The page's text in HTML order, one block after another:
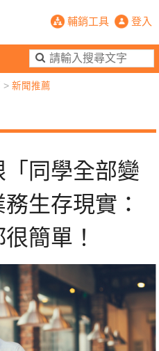
讀完碩士一轉眼「同學全部變主
輔銷工具 登入
好險懂生活
輔銷工具 活動專區
>新聞推薦
同學全部變
生存現實：
簡單！